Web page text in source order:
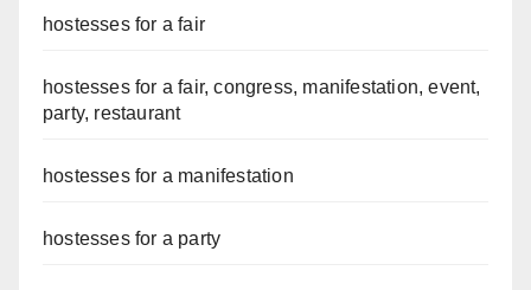
hostesses for a fair
hostesses for a fair, congress, manifestation, event,
party, restaurant
hostesses for a manifestation
hostesses for a party